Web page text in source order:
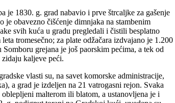
je 1830. g. grad nabavio i prve štrcaljke za gašenje
je obavezno čišćenje dimnjaka na stambenim
svih kuća u gradu pregledali i čistili besplatno
tromesečno; za plate odžačara izdvajano je 1.200
grejana je još paorskim pećima, a tek od
kaljeve peći.
vlasti su, na savet komorske administracije,
a grad je izdeljen na 21 vatrogasni rejon. Svaka
malterom ili blatom, a ustanovljena je i